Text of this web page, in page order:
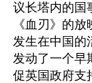
议长塔内的国
《血刃》的
发生在中国的
发动了一个早
促英国政府支